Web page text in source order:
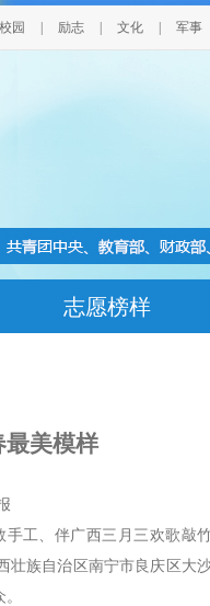
园 励志 文化 军事
志愿榜样
美模样
工、伴广西三月三欢歌敲
壮族自治区南宁市良庆区大